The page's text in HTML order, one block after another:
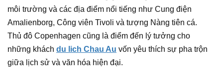
môi trường và các địa điểm nổi tiếng như Cung điện
Amalienborg, Công viên Tivoli và tượng Nàng tiên cá.
Thủ đô Copenhagen cũng là điểm đến lý tưởng cho
những khách du lich Chau Au vốn yêu thích sự pha trộn
giữa lịch sử và văn hóa hiện đại.